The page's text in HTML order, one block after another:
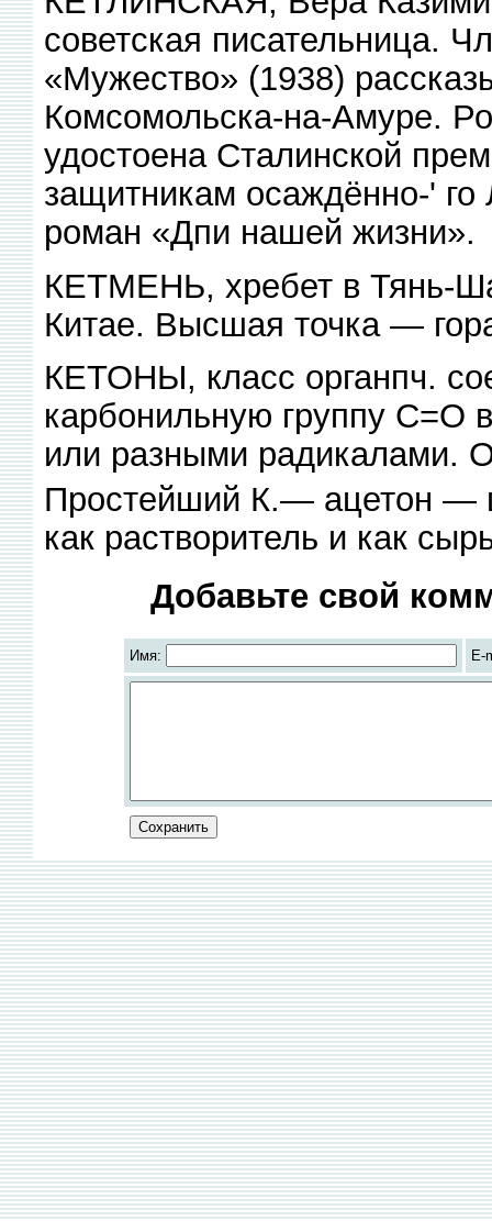
советская писательница.
«Мужество» (1938)
Комсомольска-на-Амуре.
удостоена Сталинской
защитникам осаждённо-' го
роман «Дпи нашей жизни».
КЕТМЕНЬ, хребет в Тянь-
Китае. Высшая точка —
КЕТОНЫ, класс органпч.
карбонильную группу С=О
или разными
Простейший К.— ацетон —
как растворитель и как
Добавьте свой
Имя: E-